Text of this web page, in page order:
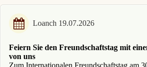
Loanch 19.07.2026
Feiern Sie den Freundschaftstag mit
von uns
Zum Internationalen Freundschaftstag am